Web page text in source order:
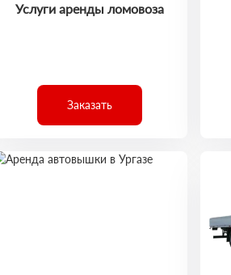
Услуги аренды ломовоза
Заказать